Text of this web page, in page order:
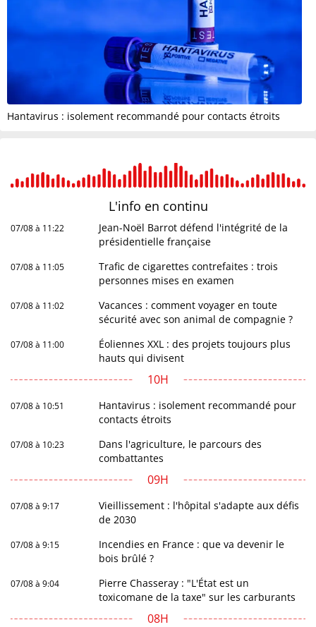
Hantavirus : isolement recommandé pour contacts étroits
L'info en continu
07/08 à 11:22
Jean-Noël Barrot défend l'intégrité de la
présidentielle française
07/08 à 11:05
Trafic de cigarettes contrefaites : trois
personnes mises en examen
07/08 à 11:02
Vacances : comment voyager en toute
sécurité avec son animal de compagnie ?
07/08 à 11:00
Éoliennes XXL : des projets toujours plus
hauts qui divisent
10H
07/08 à 10:51
Hantavirus : isolement recommandé pour
contacts étroits
07/08 à 10:23
Dans l'agriculture, le parcours des
combattantes
09H
07/08 à 9:17
Vieillissement : l'hôpital s'adapte aux défis
de 2030
07/08 à 9:15
Incendies en France : que va devenir le
bois brûlé ?
07/08 à 9:04
Pierre Chasseray : "L'État est un
toxicomane de la taxe" sur les carburants
08H